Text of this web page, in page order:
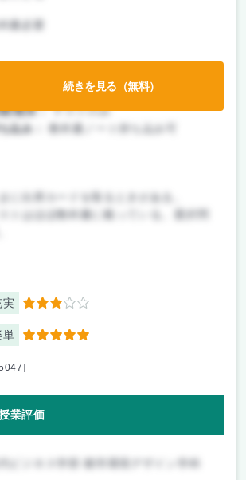
科書必要
/中間：
テストのみ
/期末：テストのみ
込み：
教科書ノート持ち込み可
まに出席カードを取るときがある。
ストはほぼ教科書に載っている。選択問
実 3
単 5
続きを見る（無料）
業評価